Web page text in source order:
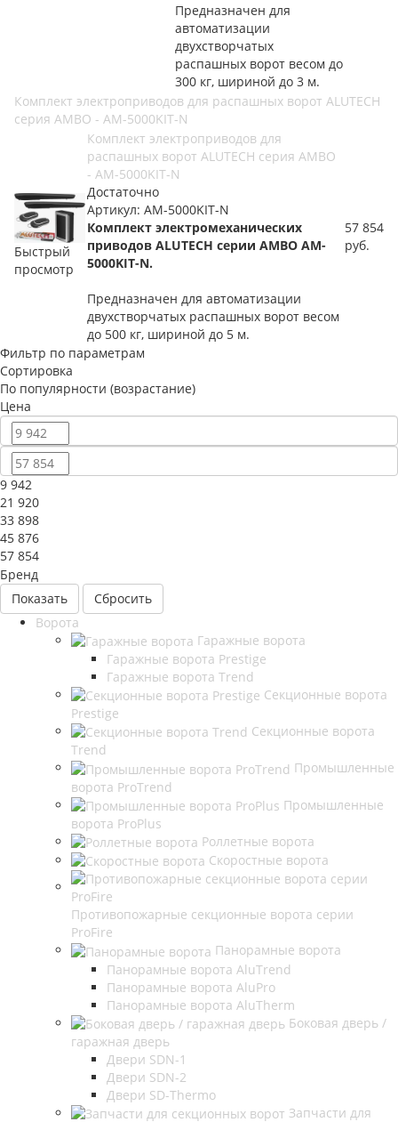
Предназначен для
автоматизации
двухстворчатых
распашных ворот весом до
300 кг, шириной до 3 м.
Комплект электроприводов для распашных ворот ALUTECH
серия AMBO - AM-5000KIT-N
Быстрый
просмотр
Комплект электроприводов для
распашных ворот ALUTECH серия AMBO
- AM-5000KIT-N
Достаточно
Артикул: AM-5000KIT-N
Комплект электромеханических
приводов ALUTECH серии AMBO AM-
5000KIT-N.
Предназначен для автоматизации
двухстворчатых распашных ворот весом
до 500 кг, шириной до 5 м.
57 854
руб.
Фильтр по параметрам
Сортировка
По популярности (возрастание)
Цена
9 942
21 920
33 898
45 876
57 854
Бренд
Сбросить
Ворота
Гаражные ворота
Гаражные ворота Prestige
Гаражные ворота Trend
Секционные ворота
Prestige
Секционные ворота
Trend
Промышленные
ворота ProTrend
Промышленные
ворота ProPlus
Роллетные ворота
Скоростные ворота
Противопожарные секционные ворота серии
ProFire
Панорамные ворота
Панорамные ворота AluTrend
Панорамные ворота AluPro
Панорамные ворота AluTherm
Боковая дверь /
гаражная дверь
Двери SDN-1
Двери SDN-2
Двери SD-Thermo
Запчасти для